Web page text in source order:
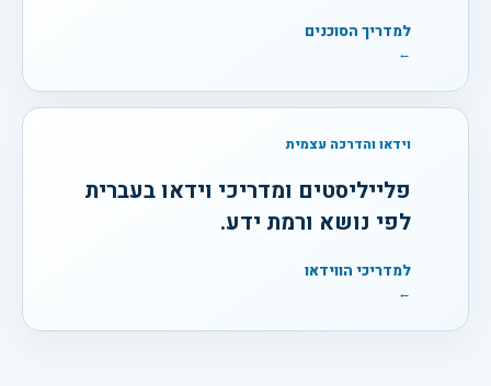
למדריך הסוכנים
←
וידאו והדרכה עצמית
פלייליסטים ומדריכי וידאו בעברית
לפי נושא ורמת ידע.
למדריכי הווידאו
←